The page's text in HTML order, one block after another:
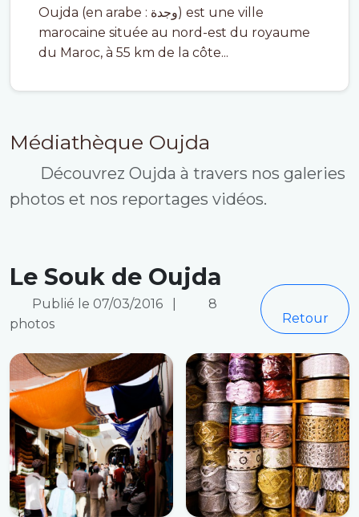
Oujda (en arabe : وجدة) est une ville
marocaine située au nord-est du royaume
du Maroc, à 55 km de la côte...
Médiathèque Oujda
Découvrez Oujda à travers nos galeries
photos et nos reportages vidéos.
Le Souk de Oujda
Publié le 07/03/2016
8
photos
Retour